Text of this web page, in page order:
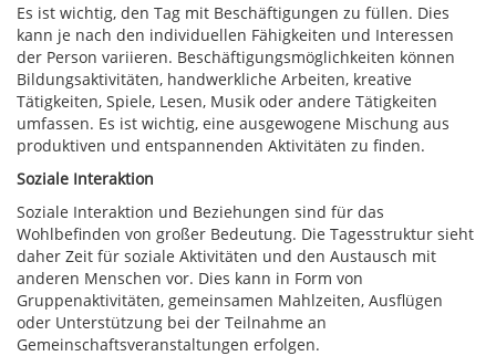
Es ist wichtig, den Tag mit Beschäftigungen zu füllen. Dies
kann je nach den individuellen Fähigkeiten und Interessen
der Person variieren. Beschäftigungsmöglichkeiten können
Bildungsaktivitäten, handwerkliche Arbeiten, kreative
Tätigkeiten, Spiele, Lesen, Musik oder andere Tätigkeiten
umfassen. Es ist wichtig, eine ausgewogene Mischung aus
produktiven und entspannenden Aktivitäten zu finden.
Soziale Interaktion
Soziale Interaktion und Beziehungen sind für das
Wohlbefinden von großer Bedeutung. Die Tagesstruktur sieht
daher Zeit für soziale Aktivitäten und den Austausch mit
anderen Menschen vor. Dies kann in Form von
Gruppenaktivitäten, gemeinsamen Mahlzeiten, Ausflügen
oder Unterstützung bei der Teilnahme an
Gemeinschaftsveranstaltungen erfolgen.